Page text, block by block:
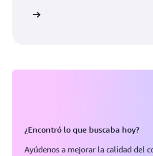
¿Encontró lo que buscaba hoy?
Ayúdenos a mejorar la calidad del